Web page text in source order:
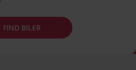
FIND BILER